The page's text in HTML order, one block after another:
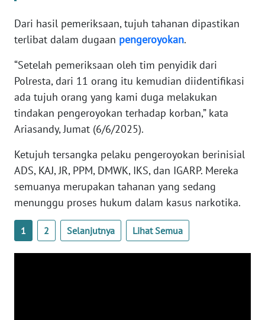
Dari hasil pemeriksaan, tujuh tahanan dipastikan
terlibat dalam dugaan pengeroyokan.
“Setelah pemeriksaan oleh tim penyidik dari
Polresta, dari 11 orang itu kemudian diidentifikasi
ada tujuh orang yang kami duga melakukan
tindakan pengeroyokan terhadap korban,” kata
Ariasandy, Jumat (6/6/2025).
Ketujuh tersangka pelaku pengeroyokan berinisial
ADS, KAJ, JR, PPM, DMWK, IKS, dan IGARP. Mereka
semuanya merupakan tahanan yang sedang
menunggu proses hukum dalam kasus narkotika.
1 2 Selanjutnya Lihat Semua
WN
WN
BANTEN
WN
NTT
WN
KEPRI
PAPUA
WN
PAPUA